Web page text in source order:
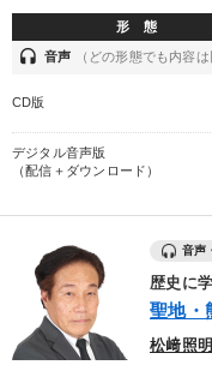
形 態
headset 音声 （どの形態でも内容は
CD版
デジタル音声版
（配信＋ダウンロード）
音声
歴史に
聖地・
松﨑照